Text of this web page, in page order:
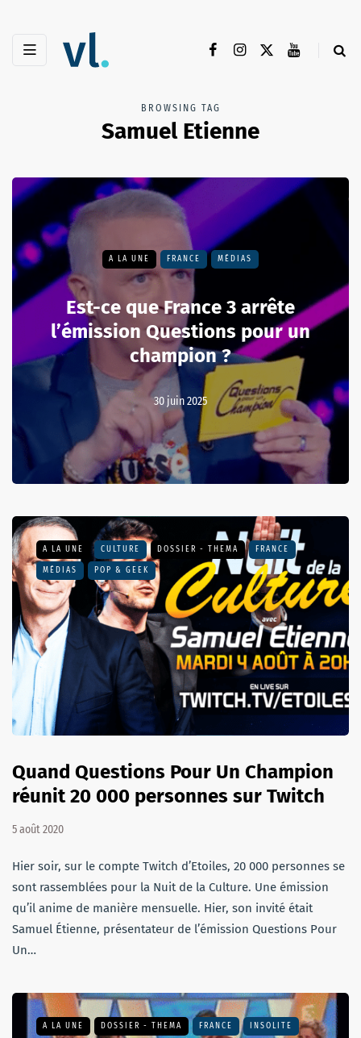
BROWSING TAG
Samuel Etienne
A LA UNE FRANCE MÉDIAS
Est-ce que France 3 arrête
l’émission Questions pour un
champion ?
30 juin 2025
A LA UNE CULTURE DOSSIER - THEMA FRANCE
MÉDIAS POP & GEEK
Quand Questions Pour Un Champion
réunit 20 000 personnes sur Twitch
5 août 2020
Hier soir, sur le compte Twitch d’Etoiles, 20 000 personnes se
sont rassemblées pour la Nuit de la Culture. Une émission
qu’il anime de manière mensuelle. Hier, son invité était
Samuel Étienne, présentateur de l’émission Questions Pour
Un…
A LA UNE DOSSIER - THEMA FRANCE INSOLITE